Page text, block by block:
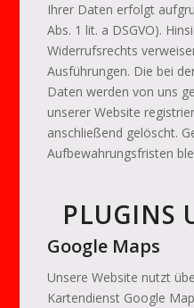
Ihrer Daten erfolgt
Abs. 1 lit. a DSGVO).
Widerrufsrechts
Ausführungen. Die bei
Daten werden von uns
unserer Website
anschließend gelöscht.
Aufbewahrungsfristen
PLUGINS
Google Maps
Unsere Website nutzt
Kartendienst Google